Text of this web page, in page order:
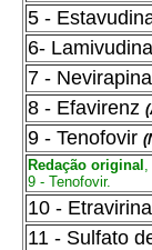
5 -
6- Lamivudina
7 - Nevirapina
8 - Efavirenz
9 - Tenofovir
Redação original ,
9 - Tenofovir.
10 - Etravirina
11 - Sulfato